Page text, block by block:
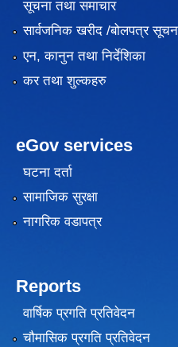
सूचना तथा समाचार
सार्वजनिक खरीद /बोलपत्र
एन, कानुन तथा निर्देशिका
कर तथा शुल्कहरु
eGov services
घटना दर्ता
सामाजिक सुरक्षा
नागरिक वडापत्र
Reports
वार्षिक प्रगति प्रतिवेदन
चौमासिक प्रगति प्रतिवेदन